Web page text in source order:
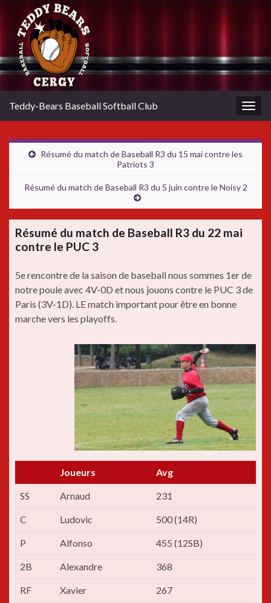
Teddy-Bears Baseball Softball Club
Résumé du match de Baseball R3 du 15 mai contre les
Patriots 3
Résumé du match de Baseball R3 du 5 juin contre le Noisy 2
Résumé du match de Baseball R3 du 22 mai
contre le PUC 3
5e rencontre de la saison de baseball nous sommes 1er de
notre poule avec 4V-0D et nous jouons contre le PUC 3 de
Paris (3V-1D). LE match important pour être en bonne
marche vers les playoffs.
Joueurs Avg
SS Arnaud 231
C Ludovic 500 (14R)
P Alfonso 455 (12SB)
2B Alexandre 368
RF Xavier 267